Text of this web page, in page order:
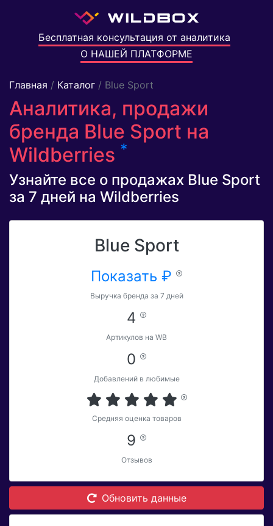
Бесплатная консультация от аналитика
О НАШЕЙ ПЛАТФОРМЕ
Главная / Каталог / Blue Sport
Аналитика, продажи
бренда Blue Sport на
Wildberries *
Узнайте все о продажах Blue Sport
за 7 дней на Wildberries
Blue Sport
Показать ₽
Выручка бренда за 7 дней
4
Артикулов на WB
0
Добавлений в любимые
Средняя оценка товаров
9
Отзывов
Обновить данные